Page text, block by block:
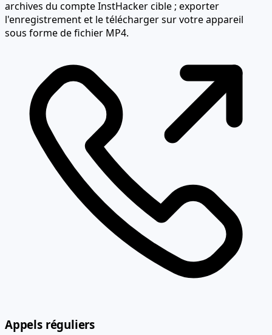
archives du compte InstHacker cible ; exporter
l'enregistrement et le télécharger sur votre appareil
sous forme de fichier MP4.
Appels réguliers